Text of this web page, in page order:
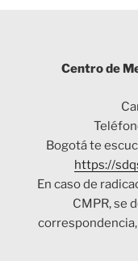
Centro de
Bogotá te
https://
En caso de
CMPR, se